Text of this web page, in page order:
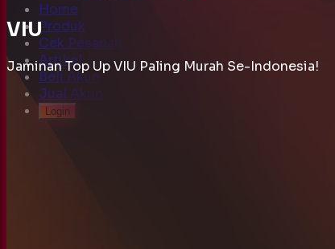
Home
Produk
Cek Pesanan
Artikel
Beli Akun
Jual Akun
Login
VIU
Jaminan Top Up VIU Paling Murah Se-Indonesia!